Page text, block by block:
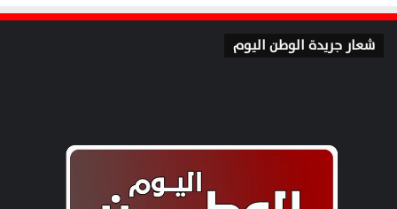
شعار جريدة الوطن اليوم